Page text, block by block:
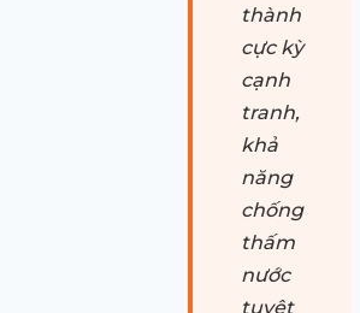
thành
cực kỳ
cạnh
tranh,
khả
năng
chống
thấm
nước
tuyệt